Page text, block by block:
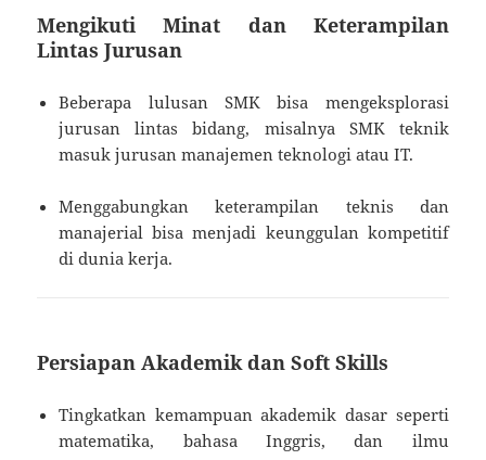
Mengikuti Minat dan Keterampilan
Lintas Jurusan
Beberapa lulusan SMK bisa mengeksplorasi
jurusan lintas bidang, misalnya SMK teknik
masuk jurusan manajemen teknologi atau IT.
Menggabungkan keterampilan teknis dan
manajerial bisa menjadi keunggulan kompetitif
di dunia kerja.
Persiapan Akademik dan Soft Skills
Tingkatkan kemampuan akademik dasar seperti
matematika, bahasa Inggris, dan ilmu